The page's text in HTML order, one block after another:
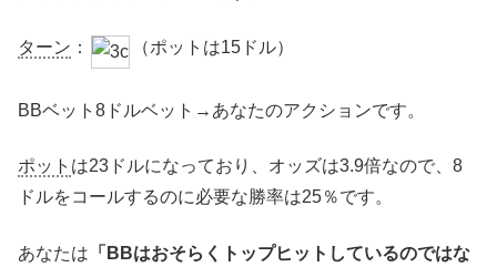
ターン ： （ポットは15ドル）
BBベット8ドルベット→あなたのアクションです。
ポット は23ドルになっており、オッズは3.9倍なので、8
ドルをコールするのに必要な勝率は25％です。
あなたは 「BBはおそらくトップヒットしているのではな